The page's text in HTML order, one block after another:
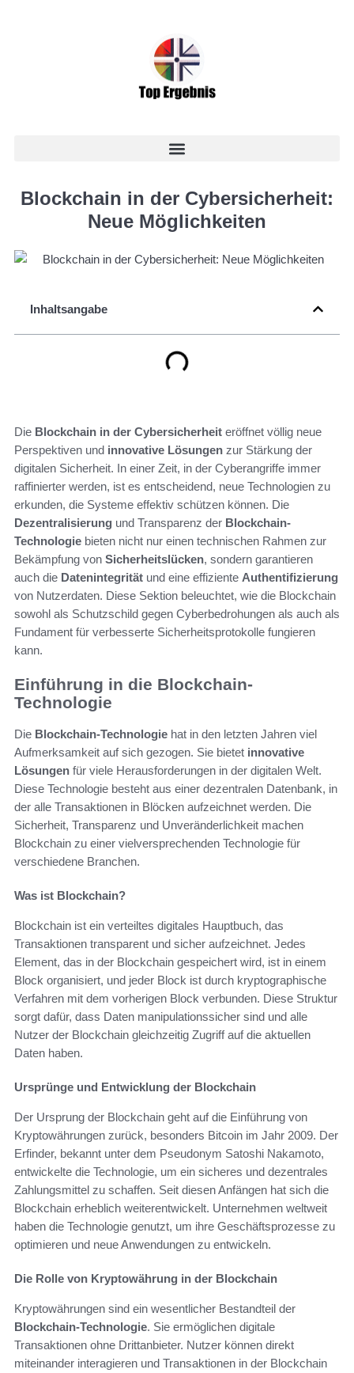
Blockchain in der Cybersicherheit:
Neue Möglichkeiten
Inhaltsangabe
Die Blockchain in der Cybersicherheit eröffnet völlig neue
Perspektiven und innovative Lösungen zur Stärkung der
digitalen Sicherheit. In einer Zeit, in der Cyberangriffe immer
raffinierter werden, ist es entscheidend, neue Technologien zu
erkunden, die Systeme effektiv schützen können. Die
Dezentralisierung und Transparenz der Blockchain-
Technologie bieten nicht nur einen technischen Rahmen zur
Bekämpfung von Sicherheitslücken, sondern garantieren
auch die Datenintegrität und eine effiziente Authentifizierung
von Nutzerdaten. Diese Sektion beleuchtet, wie die Blockchain
sowohl als Schutzschild gegen Cyberbedrohungen als auch als
Fundament für verbesserte Sicherheitsprotokolle fungieren
kann.
Einführung in die Blockchain-
Technologie
Die Blockchain-Technologie hat in den letzten Jahren viel
Aufmerksamkeit auf sich gezogen. Sie bietet innovative
Lösungen für viele Herausforderungen in der digitalen Welt.
Diese Technologie besteht aus einer dezentralen Datenbank, in
der alle Transaktionen in Blöcken aufzeichnet werden. Die
Sicherheit, Transparenz und Unveränderlichkeit machen
Blockchain zu einer vielversprechenden Technologie für
verschiedene Branchen.
Was ist Blockchain?
Blockchain ist ein verteiltes digitales Hauptbuch, das
Transaktionen transparent und sicher aufzeichnet. Jedes
Element, das in der Blockchain gespeichert wird, ist in einem
Block organisiert, und jeder Block ist durch kryptographische
Verfahren mit dem vorherigen Block verbunden. Diese Struktur
sorgt dafür, dass Daten manipulationssicher sind und alle
Nutzer der Blockchain gleichzeitig Zugriff auf die aktuellen
Daten haben.
Ursprünge und Entwicklung der Blockchain
Der Ursprung der Blockchain geht auf die Einführung von
Kryptowährungen zurück, besonders Bitcoin im Jahr 2009. Der
Erfinder, bekannt unter dem Pseudonym Satoshi Nakamoto,
entwickelte die Technologie, um ein sicheres und dezentrales
Zahlungsmittel zu schaffen. Seit diesen Anfängen hat sich die
Blockchain erheblich weiterentwickelt. Unternehmen weltweit
haben die Technologie genutzt, um ihre Geschäftsprozesse zu
optimieren und neue Anwendungen zu entwickeln.
Die Rolle von Kryptowährung in der Blockchain
Kryptowährungen sind ein wesentlicher Bestandteil der
Blockchain-Technologie. Sie ermöglichen digitale
Transaktionen ohne Drittanbieter. Nutzer können direkt
miteinander interagieren und Transaktionen in der Blockchain